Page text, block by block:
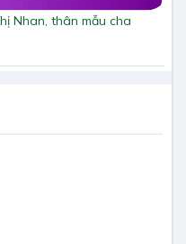
Nhan, thân mẫu cha